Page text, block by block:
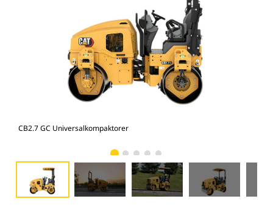
CB2.7 GC Universalkompaktorer